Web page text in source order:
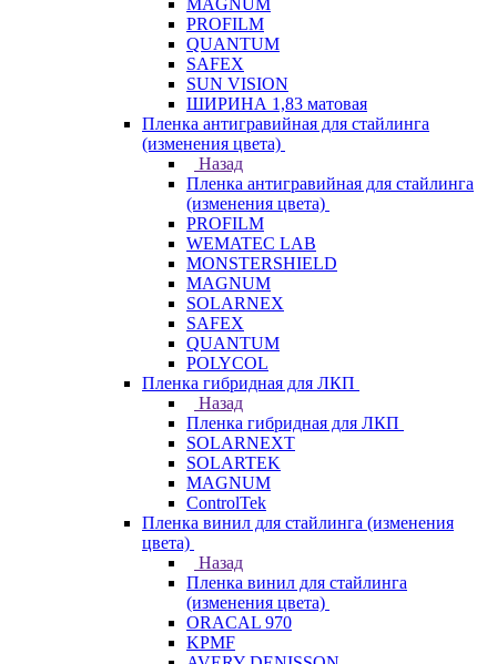
MAGNUM
PROFILM
QUANTUM
SAFEX
SUN VISION
ШИРИНА 1,83 матовая
Пленка антигравийная для стайлинга
(изменения цвета)
Назад
Пленка антигравийная для стайлинга
(изменения цвета)
PROFILM
WEMATEC LAB
MONSTERSHIELD
MAGNUM
SOLARNEX
SAFEX
QUANTUM
POLYCOL
Пленка гибридная для ЛКП
Назад
Пленка гибридная для ЛКП
SOLARNEXT
SOLARTEK
MAGNUM
ControlTek
Пленка винил для стайлинга (изменения
цвета)
Назад
Пленка винил для стайлинга
(изменения цвета)
ORACAL 970
KPMF